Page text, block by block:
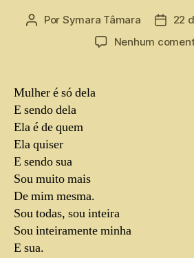
Por Symara Tâmara
22
Nenhum
Mulher é só dela
E sendo dela
Ela é de quem
Ela quiser
E sendo sua
Sou muito mais
De mim mesma.
Sou todas, sou inteira
Sou inteiramente minha
E sua.